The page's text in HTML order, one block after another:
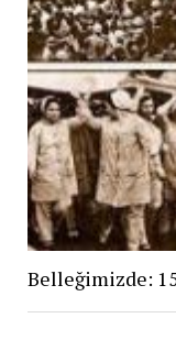
Belleğimizde: